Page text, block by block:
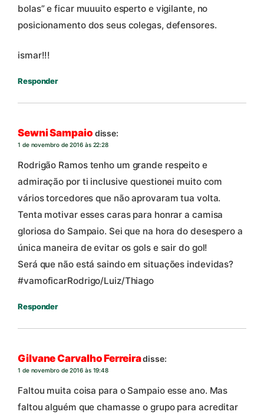
bolas” e ficar muuuito esperto e vigilante, no
posicionamento dos seus colegas, defensores.
ismar!!!
Responder
Sewni Sampaio disse:
1 de novembro de 2016 às 22:28
Rodrigão Ramos tenho um grande respeito e
admiração por ti inclusive questionei muito com
vários torcedores que não aprovaram tua volta.
Tenta motivar esses caras para honrar a camisa
gloriosa do Sampaio. Sei que na hora do desespero a
única maneira de evitar os gols e sair do gol!
Será que não está saindo em situações indevidas?
#vamoficarRodrigo/Luiz/Thiago
Responder
Gilvane Carvalho Ferreiradisse:
1 de novembro de 2016 às 19:48
Faltou muita coisa para o Sampaio esse ano. Mas
faltou alguém que chamasse o grupo para acreditar